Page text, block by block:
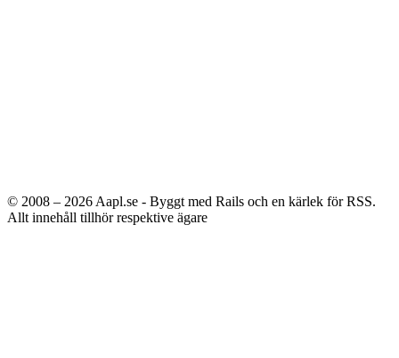
© 2008 – 2026 Aapl.se - Byggt med Rails och en kärlek för RSS.
Allt innehåll tillhör respektive ägare